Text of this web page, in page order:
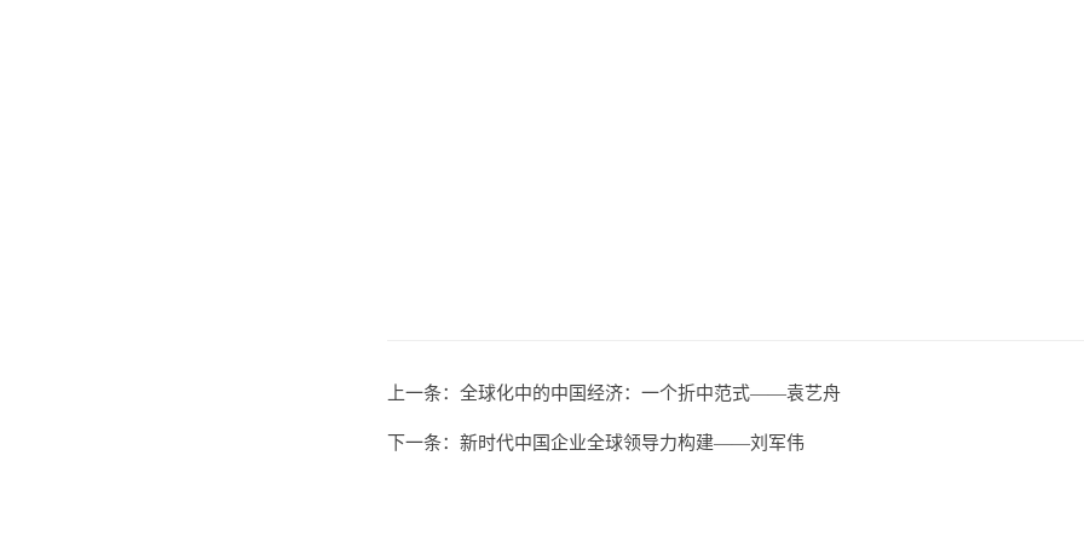
上一条： ​全球化中的中国经济：一个折中范式——袁艺舟
下一条： 新时代中国企业全球领导力构建——刘军伟